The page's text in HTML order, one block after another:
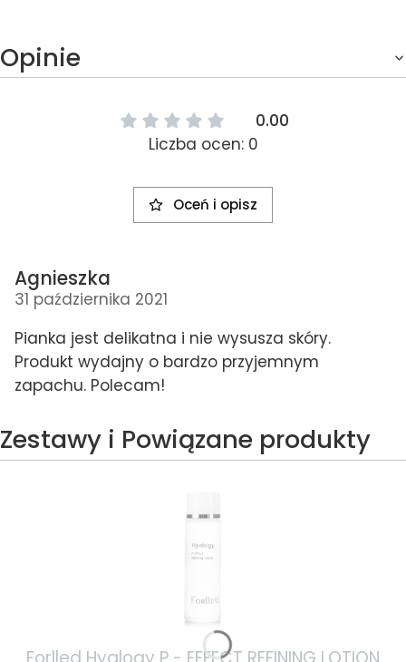
Opinie
0.00
Liczba ocen: 0
Oceń i opisz
Agnieszka
31 października 2021
Pianka jest delikatna i nie wysusza skóry.
Produkt wydajny o bardzo przyjemnym
zapachu. Polecam!
Zestawy i Powiązane produkty